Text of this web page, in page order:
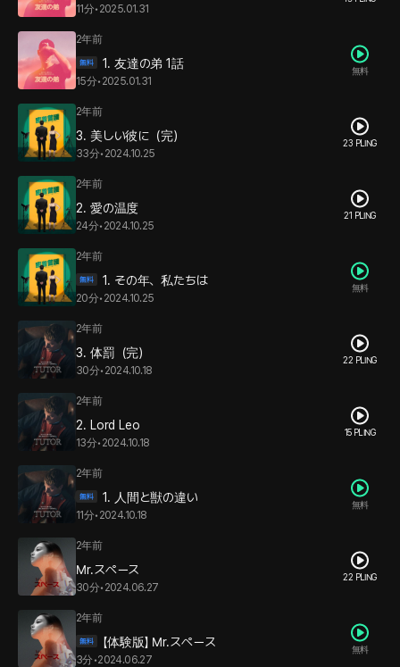
11分• 2025.01.31
2年前
1. 友達の弟 1話
15分• 2025.01.31
無料
2年前
3. 美しい彼に（完）
33分• 2024.10.25
23 PLING
2年前
2. 愛の温度
24分• 2024.10.25
21 PLING
2年前
1. その年、私たちは
20分• 2024.10.25
無料
2年前
3. 体罰（完）
30分• 2024.10.18
22 PLING
2年前
2. Lord Leo
13分• 2024.10.18
15 PLING
2年前
1. 人間と獣の違い
11分• 2024.10.18
無料
2年前
Mr.スペース
30分• 2024.06.27
22 PLING
2年前
【体験版】 Mr.スペース
3分•2024.06.27
無料